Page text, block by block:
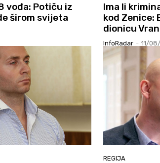
vođa: Potiču iz
širom svijeta
Ima li
kod Zenice:
dionicu
InfoRadar - 11/
REGIJA